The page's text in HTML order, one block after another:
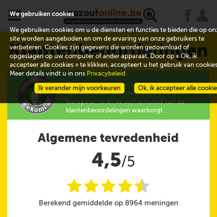
x
Klantenbeoordelingen
De evaluaties worden verzameld door eKomi,
een onafhankelijke maatschappij die de
transparantie en de authenticiteit van de
klantenbeoordelingen waarborgt.
Algemene tevredenheid
4,5/5
iiiii
@
Berekend gemiddelde op 8964 meningen
We gebruiken cookies
We gebruiken cookies om u de diensten en functies te bieden die op
site worden aangeboden en om de ervaring van onze gebruikers te
verbeteren. Cookies zijn gegevens die worden gedownload of
opgeslagen op uw computer of ander apparaat. Door op « Ok, ik
accepteer alle cookies » te klikken, accepteert u het gebruik van
Meer details vindt u in ons Privacybeleid .
Ok, ik accepteer alle
Ik verander mijn voorkeuren